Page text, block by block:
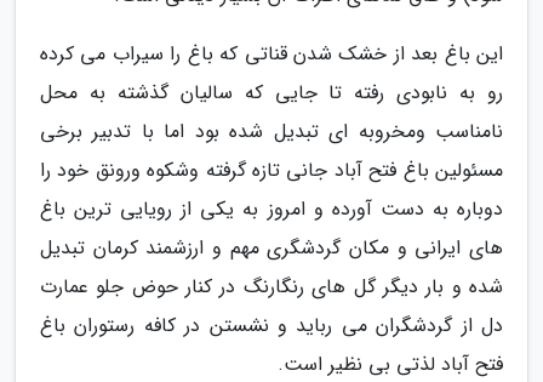
این باغ بعد از خشک شدن قناتی که باغ را سیراب می کرده
رو به نابودی رفته تا جایی که سالیان گذشته به محل
نامناسب ومخروبه ای تبدیل شده بود اما با تدبیر برخی
مسئولین باغ فتح آباد جانی تازه گرفته وشکوه ورونق خود را
دوباره به دست آورده و امروز به یکی از رویایی ترین باغ
های ایرانی و مکان گردشگری مهم و ارزشمند کرمان تبدیل
شده و بار دیگر گل های رنگارنگ در کنار حوض جلو عمارت
دل از گردشگران می رباید و نشستن در کافه رستوران باغ
فتح آباد لذتی بی نظیر است.